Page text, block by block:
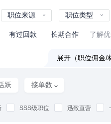
职位来源 职位类型
有过回款 长期合作 了解
展开（职位佣
跃 接单数
SSS级职位 迅致直营